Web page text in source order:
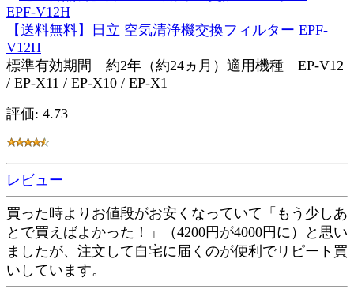
【送料無料】日立 空気清浄機交換フィルター EPF-
V12H
標準有効期間 約2年（約24ヵ月）適用機種 EP-V12
/ EP-X11 / EP-X10 / EP-X1
評価: 4.73
レビュー
買った時よりお値段がお安くなっていて「もう少しあ
とで買えばよかった！」（4200円が4000円に）と思い
ましたが、注文して自宅に届くのが便利でリピート買
いしています。